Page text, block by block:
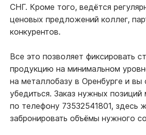
СНГ. Кроме того, ведётся
ценовых предложений коллег,
конкурентов.
Все это позволяет фиксировать
продукцию на минимальном
на металлобазу в Оренбурге и
убедиться. Заказ нужных
по телефону 73532541801, здесь
забронировать объёмы нужного